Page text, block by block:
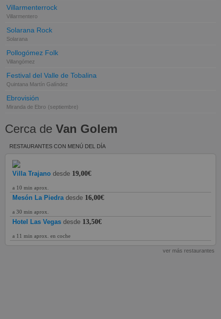
Villarmenterrock
Villarmentero
Solarana Rock
Solarana
Pollogómez Folk
Villangómez
Festival del Valle de Tobalina
Quintana Martín Galíndez
Ebrovisión
Miranda de Ebro (septiembre)
Cerca de Van Golem
RESTAURANTES CON MENÚ DEL DÍA
Villa Trajano desde 19,00€
a 10 min aprox.
Mesón La Piedra desde 16,00€
a 30 min aprox.
Hotel Las Vegas desde 13,50€
a 11 min aprox. en coche
ver más restaurantes